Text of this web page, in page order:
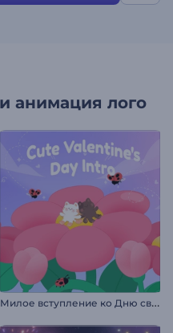
анимация лого
М
илое вступление ко Дню святого Валентина